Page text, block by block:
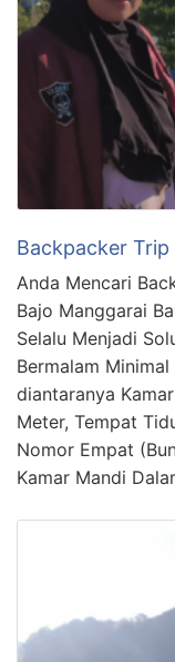
Backpacker Trip
Anda Mencari
Bajo Manggarai
Selalu Menjadi
Bermalam
diantaranya
Meter, Tempat
Nomor Empat
Kamar Mandi